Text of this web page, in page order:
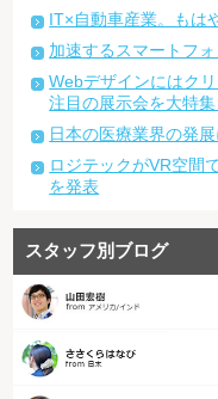
IT×自動車産業。もは
加速するスマートフ
Webデザインにはク
注目の展示会を大特集
日本の医療業界の発
ロジテックがVR空間
を発表
スタッフ別ブログ